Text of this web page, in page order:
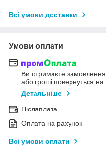
Всі умови доставки
Умови оплати
Ви отримаєте замовлення
або гроші повернуться на
Детальніше
Післяплата
Оплата на рахунок
Всі умови оплати